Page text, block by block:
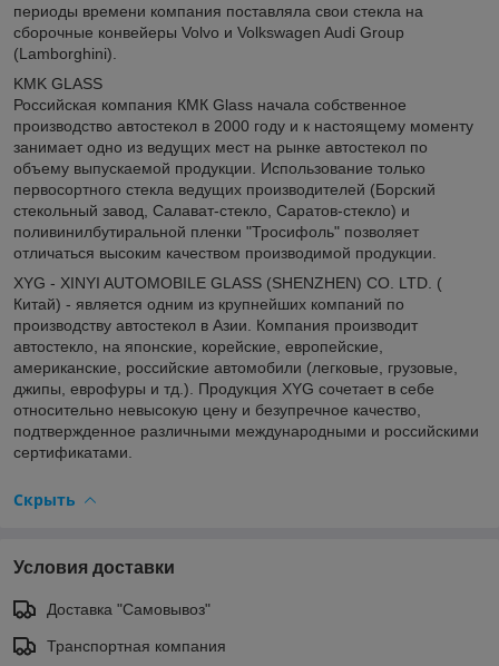
периоды времени компания поставляла свои стекла на
сборочные конвейеры Volvo и Volkswagen Audi Group
(Lamborghini).
KMK GLASS
Российская компания КМК Glass начала собственное
производство автостекол в 2000 году и к настоящему моменту
занимает одно из ведущих мест на рынке автостекол по
объему выпускаемой продукции. Использование только
первосортного стекла ведущих производителей (Борский
стекольный завод, Салават-стекло, Саратов-стекло) и
поливинилбутиральной пленки "Тросифоль" позволяет
отличаться высоким качеством производимой продукции.
XYG - XINYI AUTOMOBILE GLASS (SHENZHEN) CO. LTD. (
Китай) - является одним из крупнейших компаний по
производству автостекол в Азии. Компания производит
автостекло, на японские, корейские, европейские,
американские, российские автомобили (легковые, грузовые,
джипы, еврофуры и тд.). Продукция XYG сочетает в себе
относительно невысокую цену и безупречное качество,
подтвержденное различными международными и российскими
сертификатами.
Скрыть
Условия доставки
Доставка "Самовывоз"
Транспортная компания